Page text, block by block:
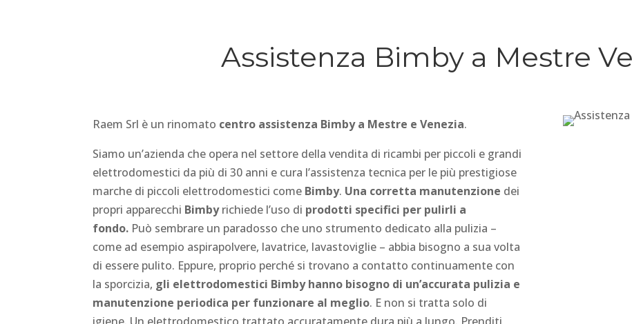
Assistenza Bimby a Mestre
Raem Srl è un rinomato centro assistenza Bimby a Mestre e Venezia.
Siamo un’azienda che opera nel settore della vendita di ricambi per piccoli e grandi
elettrodomestici da più di 30 anni e cura l’assistenza tecnica per le più prestigiose
marche di piccoli elettrodomestici come Bimby. Una corretta manutenzione dei
propri apparecchi Bimbyrichiede l’uso di prodotti specifici per pulirli a
fondo. Può sembrare un paradosso che uno strumento dedicato alla pulizia –
come ad esempio aspirapolvere, lavatrice, lavastoviglie – abbia bisogno a sua volta
di essere pulito. Eppure, proprio perché si trovano a contatto continuamente con
la sporcizia, gli elettrodomestici Bimby hanno bisogno di un’accurata pulizia e
manutenzione periodica per funzionare al meglio. E non si tratta solo di
igiene. Un elettrodomestico trattato accuratamente dura più a lungo. Prenditi